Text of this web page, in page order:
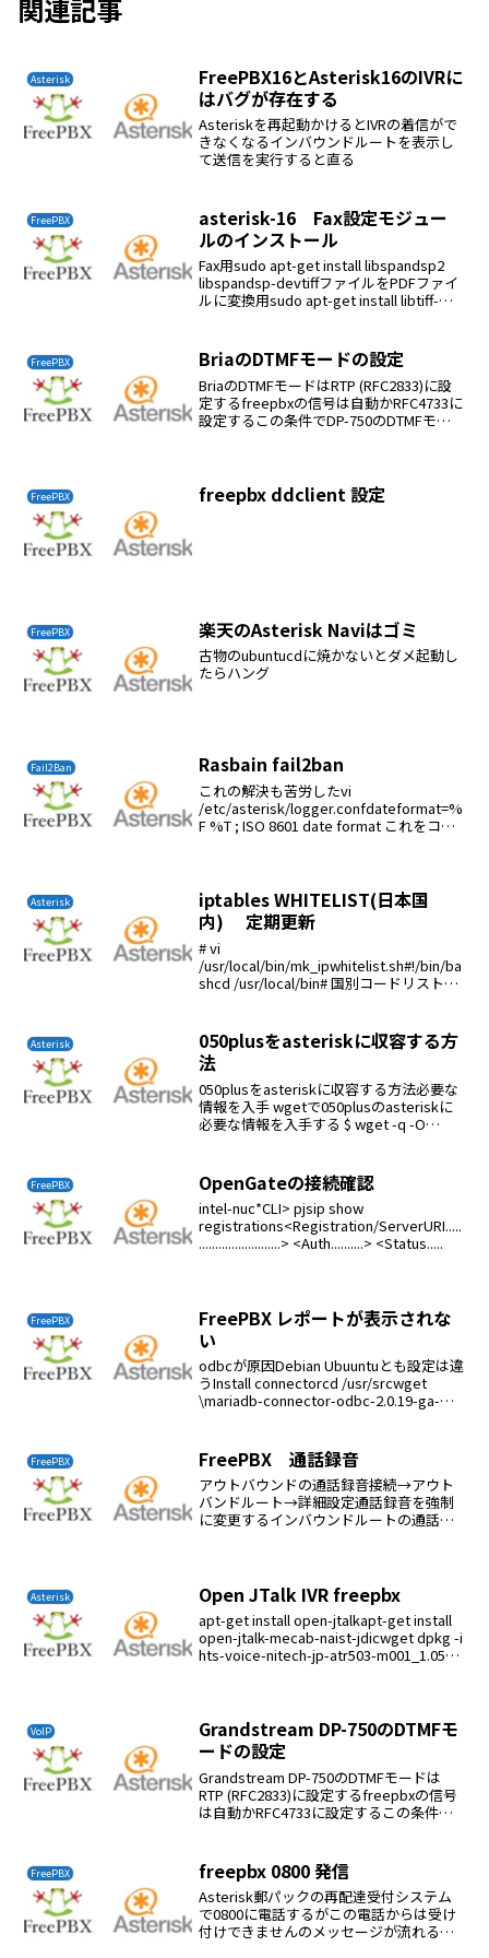
関連記事
Asterisk
FreePBX16とAsterisk16のIVRに
はバグが存在する
Asteriskを再起動かけるとIVRの着信がで
きなくなるインバウンドルートを表示し
て送信を実行すると直る
FreePBX
asterisk-16 Fax設定モジュー
ルのインストール
Fax用sudo apt-get install libspandsp2
libspandsp-devtiffファイルをPDFファイ
ルに変換用sudo apt-get install libtiff-
FreePBX BriaのDTMFモードの設定
BriaのDTMFモードはRTP (RFC2833)に設
定するfreepbxの信号は自動かRFC4733に
設定するこの条件でDP-750のDTMFモー
FreePBX freepbx ddclient 設定
FreePBX 楽天のAsterisk Naviはゴミ
古物のubuntucdに焼かないとダメ起動し
たらハング
Fail2Ban Rasbain fail2ban
これの解決も苦労したvi
/etc/asterisk/logger.confdateformat=%
F %T ; ISO 8601 date format これをコメ
Asterisk
iptables WHITELIST(日本国
内) 定期更新
# vi
/usr/local/bin/mk_ipwhitelist.sh#!/bin/ba
shcd /usr/local/bin# 国別コードリストを
Asterisk
050plusをasteriskに収容する方
法
050plusをasteriskに収容する方法必要な
情報を入手 wgetで050plusのasteriskに
必要な情報を入手する $ wget -q -O
FreePBX OpenGateの接続確認
intel-nuc*CLI> pjsip show
registrations<Registration/ServerURI.....
.........................> <Auth..........> <Status.....
FreePBX
FreePBX レポートが表示されな
い
odbcが原因Debian Ubuuntuとも設定は違
うInstall connectorcd /usr/srcwget
\mariadb-connector-odbc-2.0.19-ga-
FreePBX FreePBX 通話録音
アウトバウンドの通話録音接続→アウト
バンドルート→詳細設定通話録音を強制
に変更するインバウンドルートの通話録
Asterisk Open JTalk IVR freepbx
apt-get install open-jtalkapt-get install
open-jtalk-mecab-naist-jdicwget dpkg -i
hts-voice-nitech-jp-atr503-m001_1.05-
VoIP
Grandstream DP-750のDTMFモ
ードの設定
Grandstream DP-750のDTMFモードは
RTP (RFC2833)に設定するfreepbxの信号
は自動かRFC4733に設定するこの条件で
FreePBX freepbx 0800 発信
Asterisk郵パックの再配達受付システム
で0800に電話するがこの電話からは受け
付けできませんのメッセージが流れるお